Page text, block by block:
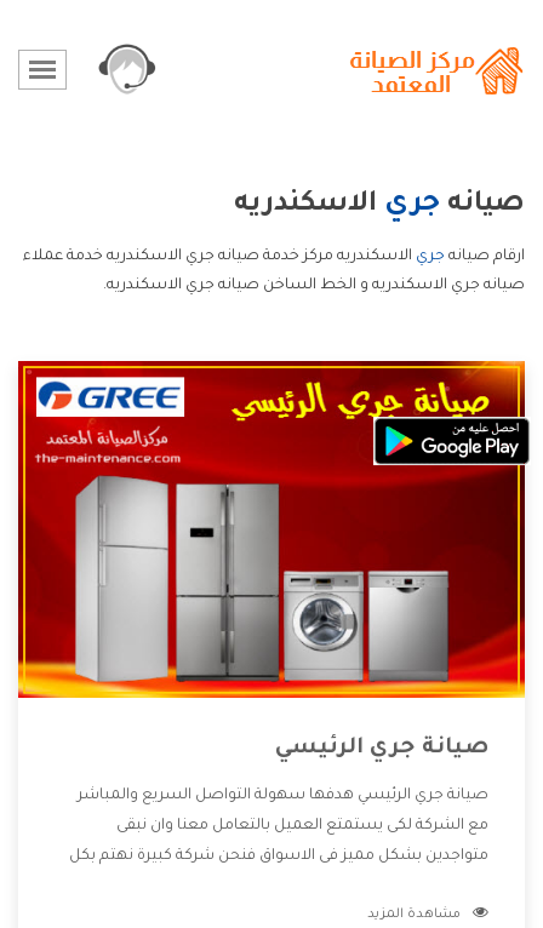
صيانه جري الاسكندريه
ارقام صيانه جري الاسكندريه مركز خدمة صيانه جري الاسكندريه خدمة عملاء
صيانه جري الاسكندريه و الخط الساخن صيانه جري الاسكندريه.
صيانة جري الرئيسي
صيانة جري الرئيسي هدفها سهولة التواصل السريع والمباشر
مع الشركة لكى يستمتع العميل بالتعامل معنا وان نبقى
متواجدين بشكل مميز فى الاسواق فنحن شركة كبيرة نهتم بكل
الشركة بها والتى تكون منها خدمة الصيانة التى تكون من أهم
مشاهدة المزيد